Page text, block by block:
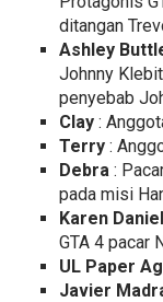
ditangan
Ashley
Johnny
penyebab
Clay :
Terry :
Debra :
pada misi
Karen
GTA 4 pacar
UL Paper
Javier